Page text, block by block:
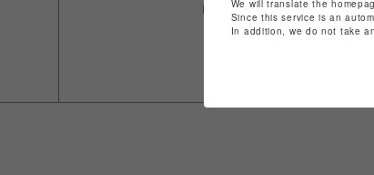
We will translate the
Since this service is an
In addition, we do not take